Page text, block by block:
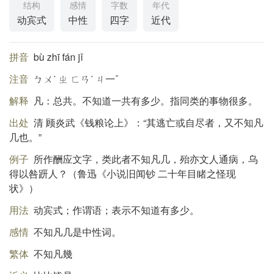
结构
动宾式
感情
中性
字数
四字
年代
近代
拼音 bù zhī fán jǐ
注音 ㄅㄨˋ ㄓ ㄈㄢˊ ㄐ一ˇ
解释 凡：总共。不知道一共有多少。指同类的事物很多。
出处 清 顾炎武《钱粮论上》：“其逃亡或自尽者，又不知凡
几也。”
例子 所作酬应文字，类此者不知凡几，殆亦文人通病，乌
得以咎趼人？（鲁迅《小说旧闻钞 二十年目睹之怪现
状》）
用法 动宾式；作谓语；表示不知道有多少。
感情 不知凡几是中性词。
繁体 不知凡幾